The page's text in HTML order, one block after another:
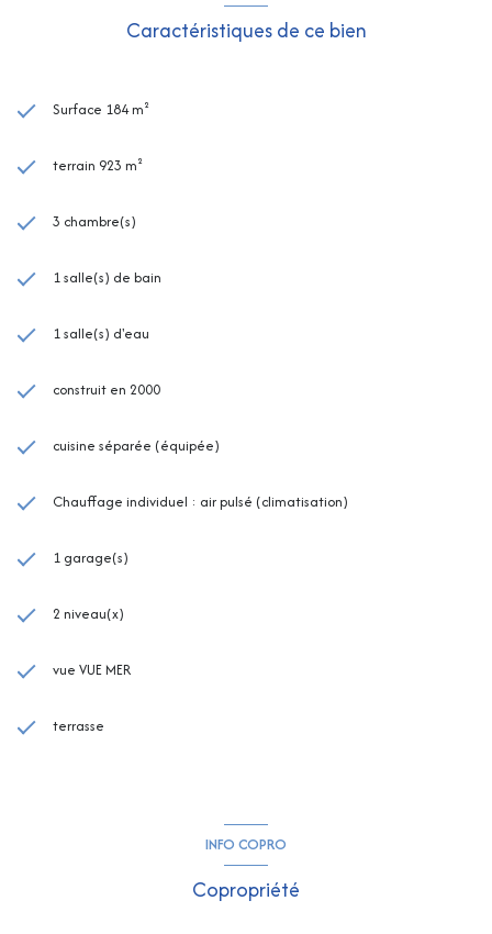
Caractéristiques de ce bien
Surface 184 m²
terrain 923 m²
3 chambre(s)
1 salle(s) de bain
1 salle(s) d'eau
construit en 2000
cuisine séparée (équipée)
Chauffage individuel : air pulsé (climatisation)
1 garage(s)
2 niveau(x)
vue VUE MER
terrasse
INFO COPRO
Copropriété